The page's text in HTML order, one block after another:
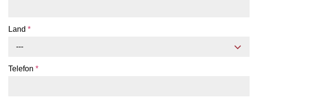
Land *
---
Telefon *